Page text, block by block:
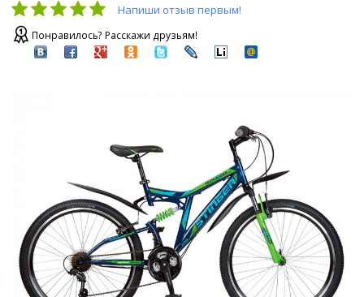
Напиши отзыв первым!
Понравилось? Расскажи друзьям!